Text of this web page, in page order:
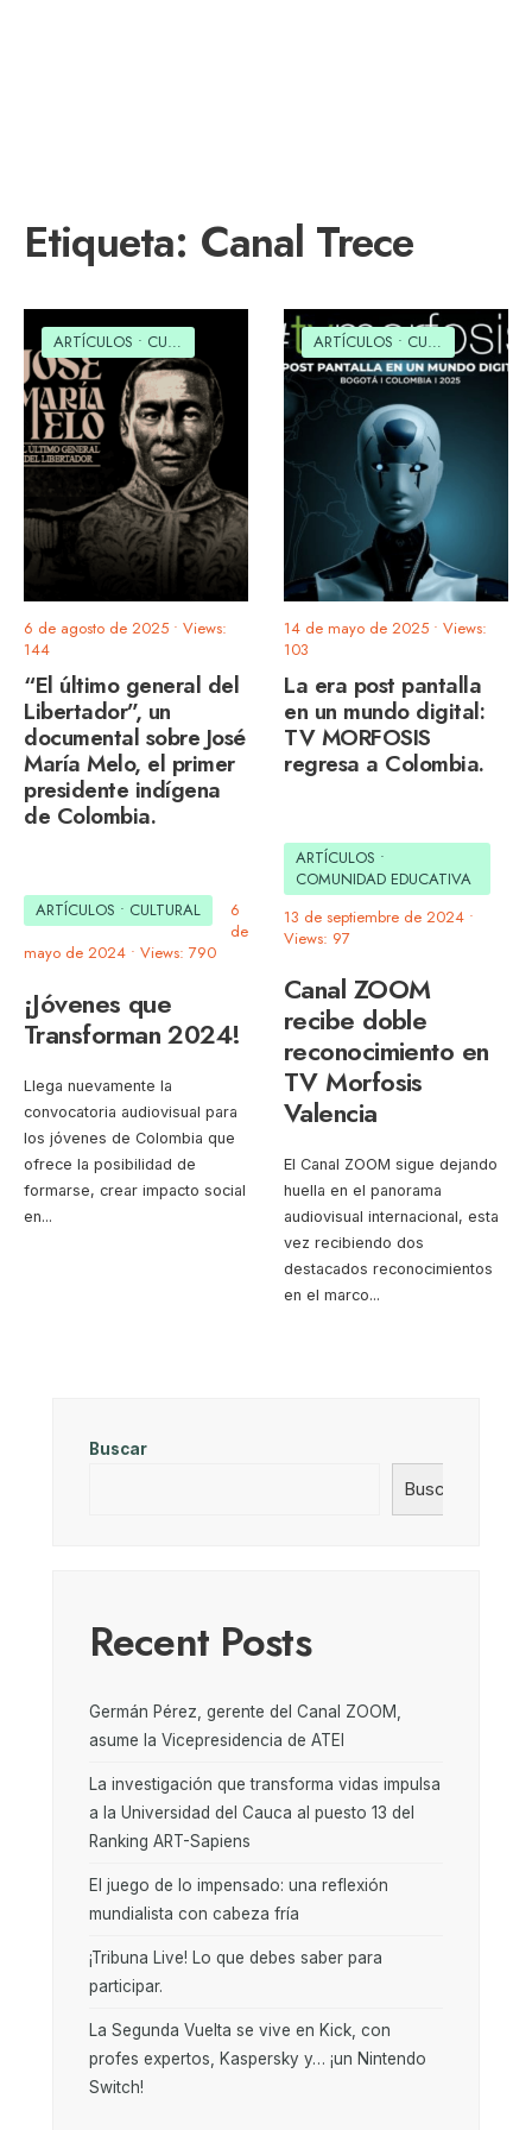
Etiqueta: Canal Trece
ARTÍCULOS • CULTURAL SOCIAL
6 de agosto de 2025 • Views:
144
“El último general del
Libertador”, un
documental sobre José
María Melo, el primer
presidente indígena
de Colombia.
ARTÍCULOS • CULTURAL •
14 de mayo de 2025 • Views:
103
La era post pantalla
en un mundo digital:
TV MORFOSIS
regresa a Colombia.
ARTÍCULOS •
COMUNIDAD EDUCATIVA
13 de septiembre de 2024 •
Views: 97
Canal ZOOM
recibe doble
reconocimiento en
TV Morfosis
Valencia
El Canal ZOOM sigue dejando
huella en el panorama
audiovisual internacional, esta
vez recibiendo dos
destacados reconocimientos
en el marco...
ARTÍCULOS • CULTURAL
6
de
mayo de 2024 • Views: 790
¡Jóvenes que
Transforman 2024!
Llega nuevamente la
convocatoria audiovisual para
los jóvenes de Colombia que
ofrece la posibilidad de
formarse, crear impacto social
en...
Buscar
Buscar
Recent Posts
Germán Pérez, gerente del Canal ZOOM,
asume la Vicepresidencia de ATEI
La investigación que transforma vidas impulsa
a la Universidad del Cauca al puesto 13 del
Ranking ART-Sapiens
El juego de lo impensado: una reflexión
mundialista con cabeza fría
¡Tribuna Live! Lo que debes saber para
participar.
La Segunda Vuelta se vive en Kick, con
profes expertos, Kaspersky y… ¡un Nintendo
Switch!